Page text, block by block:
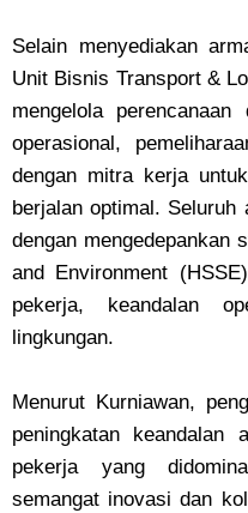
Selain menyediakan
Unit Bisnis Transport &
mengelola
operasional,
dengan mitra kerja
berjalan optimal.
dengan mengedepankan
and Environment
pekerja, keandalan
lingkungan.
Menurut Kurniawan,
peningkatan keandalan
pekerja yang
semangat inovasi dan